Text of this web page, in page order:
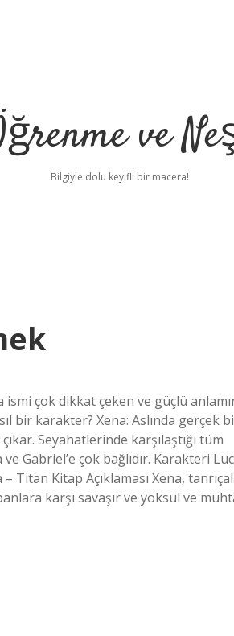
ve
Bilgiyle dolu keyifli bir macera!
ismi çok dikkat çeken ve güçlü
bir karakter? Xena: Aslında gerçek
Seyahatlerinde karşılaştığı tüm
Gabriel’e çok bağlıdır. Karakteri
Titan Kitap Açıklaması Xena,
karşı savaşır ve yoksul ve